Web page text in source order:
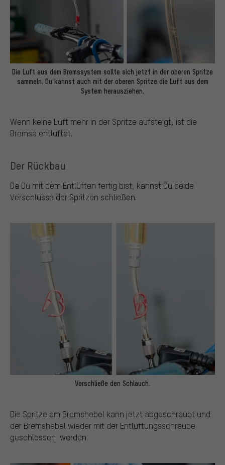
Die Luft aus dem Bremssystem sollte sich jetzt in der oberen Spritze
sammeln. Du kannst auch mit der oberen Spritze die Luft aus dem
System herausziehen.
Wenn keine Luft mehr in der Spritze aufsteigt, ist die
Bremse entlüftet.
Der Rückbau
Da Du mit dem Entlüften fertig bist, kannst Du beide
Verschlüsse der Spritzen schließen.
Verschließe den Schlauch.
Die Spritze am Bremshebel kann jetzt abgeschraubt und
der Bremshebel wieder mit der Entlüftungsschraube
geschlossen werden.